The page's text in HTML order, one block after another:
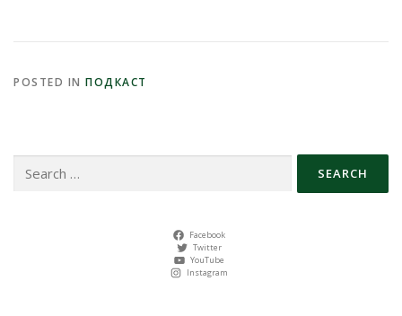
POSTED IN ПОДКАСТ
for:
Facebook
Twitter
YouTube
Instagram